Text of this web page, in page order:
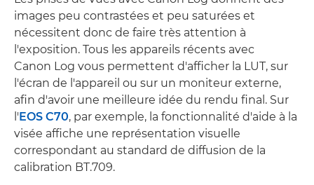
images peu contrastées et peu saturées et
nécessitent donc de faire très attention à
l'exposition. Tous les appareils récents avec
Canon Log vous permettent d'afficher la LUT, sur
l'écran de l'appareil ou sur un moniteur externe,
afin d'avoir une meilleure idée du rendu final. Sur
l'EOS C70, par exemple, la fonctionnalité d'aide à la
visée affiche une représentation visuelle
correspondant au standard de diffusion de la
calibration BT.709.